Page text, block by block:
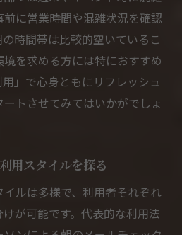
に営業時間や混雑状況を確認
時間帯は比較的空いているこ
を求める方には特におすすめ
」で心身ともにリフレッシュ
トさせてみてはいかがでしょ
用スタイルを探る
ルは多様で、利用者それぞれ
が可能です。代表的な利用法